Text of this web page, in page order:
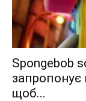
Spongebob
запропонує
щоб...